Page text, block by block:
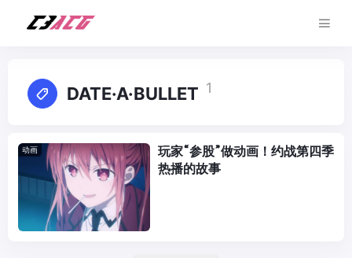
DATE·A·BULLET 1
动画
玩家“参股”做动画！约战第四季
热播的故事